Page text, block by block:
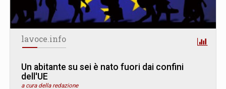
lavoce.info
Un abitante su sei è nato fuori dai confini
dell'UE
a cura della redazione